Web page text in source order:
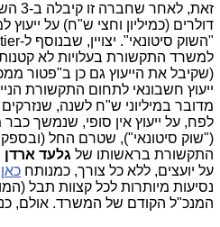
דולרים (כמיליון וחצי ש"ח) על
למשרד התקשורת בעלויות לא
(שקיבל את הייעוץ גם כן ב"פטור
ייעוץ חשבונאי לתחום התקשורת
מדובר במיליוני ש"ח לשנה,
("שוק סיטונאי"), שטרם החל (ובספק
התקשורת בראשותו של גלעד ארדן
על יועצים, ללא כל צורך, כמנותח כאן
נסיעות מיותרות לכל קצוות תבל
המנכ"ל הקודם של המשרד. אולם,